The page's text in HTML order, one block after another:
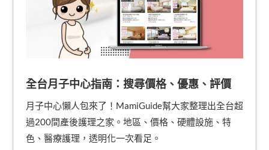
全台月子中心指南：搜尋價格、優惠、評價
月子中心懶人包來了！MamiGuide幫大家整理出全台超
過200間產後護理之家。地區、價格、硬體設施、特
色、醫療護理，透明化一次看足。